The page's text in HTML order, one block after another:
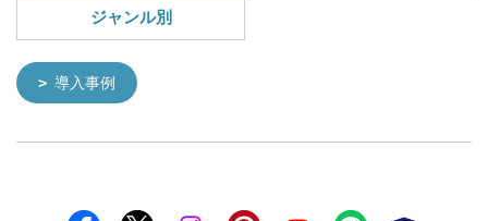
ジャンル別
導入事例